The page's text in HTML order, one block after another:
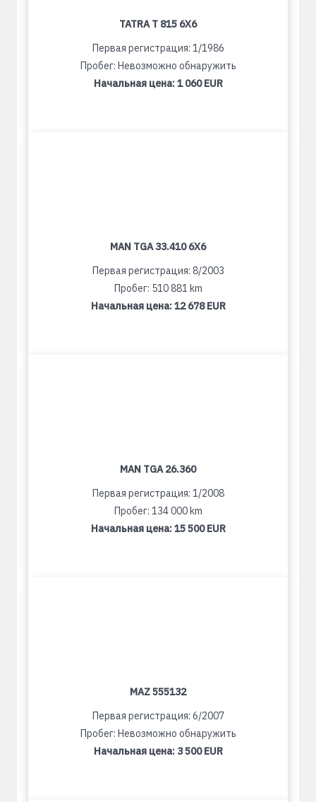
TATRA T 815 6X6
Первая регистрация: 1/1986
Пробег: Невозможно обнаружить
Начальная цена:1 060 EUR
MAN TGA 33.410 6X6
Первая регистрация: 8/2003
Пробег: 510 881 km
Начальная цена:12 678 EUR
MAN TGA 26.360
Первая регистрация: 1/2008
Пробег: 134 000 km
Начальная цена:15 500 EUR
MAZ 555132
Первая регистрация: 6/2007
Пробег: Невозможно обнаружить
Начальная цена: 3 500 EUR